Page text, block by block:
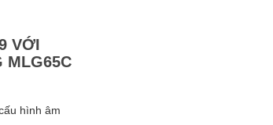
VỚI
MLG65C
hình âm